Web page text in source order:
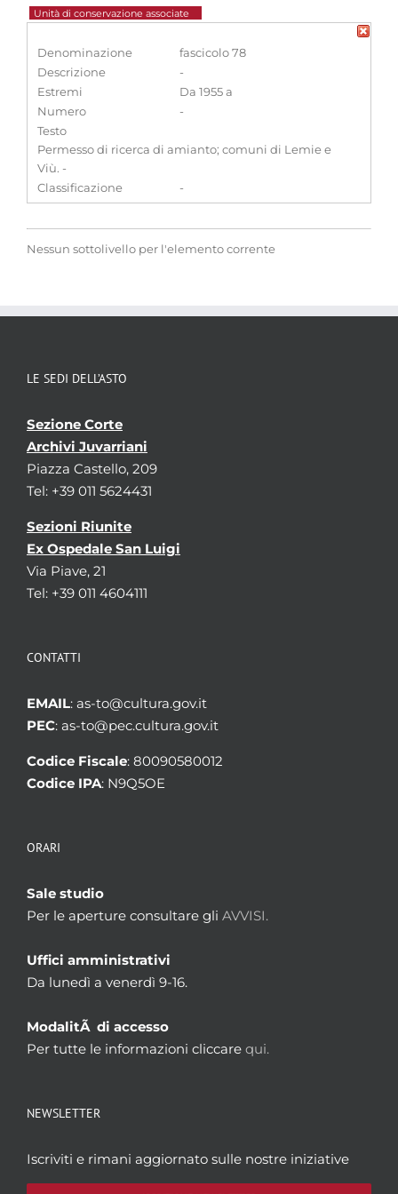
Unità di conservazione associate
Denominazione
fascicolo 78
Descrizione
-
Estremi
Da 1955 a
Numero
-
Testo
Permesso di ricerca di amianto; comuni di Lemie e
Viù. -
Classificazione
-
Nessun sottolivello per l'elemento corrente
LE SEDI DELL’ASTO
Sezione Corte
Archivi Juvarriani
Piazza Castello, 209
Tel: +39 011 5624431
Sezioni Riunite
Ex Ospedale San Luigi
Via Piave, 21
Tel: +39 011 4604111
CONTATTI
EMAIL: as-to@cultura.gov.it
PEC: as-to@pec.cultura.gov.it
Codice Fiscale: 80090580012
Codice IPA: N9Q5OE
ORARI
Sale studio
Per le aperture consultare gli AVVISI.
Uffici amministrativi
Da lunedì a venerdì 9-16.
ModalitÃ di accesso
Per tutte le informazioni cliccare qui.
NEWSLETTER
Iscriviti e rimani aggiornato sulle nostre iniziative